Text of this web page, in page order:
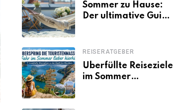
Sommer zu Hause:
Der ultimative Guide
REISERATGEBER
Überfüllte Reiseziele
im Sommer